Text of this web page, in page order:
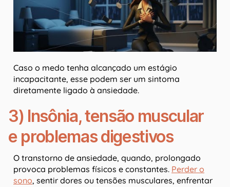
Caso o medo tenha alcançado um estágio
incapacitante, esse podem ser um sintoma
diretamente ligado à ansiedade.
3) Insônia, tensão muscular
e problemas digestivos
O transtorno de ansiedade, quando, prolongado
provoca problemas físicos e constantes. Perder o
sono, sentir dores ou tensões musculares, enfrentar